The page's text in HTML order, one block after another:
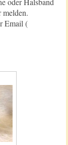
melden.
Email (